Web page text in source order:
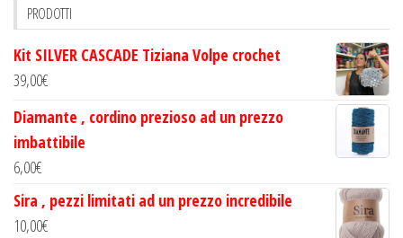
PRODOTTI
Kit SILVER CASCADE Tiziana Volpe crochet
39,00€
Diamante , cordino prezioso ad un prezzo
imbattibile
6,00€
Sira , pezzi limitati ad un prezzo incredibile
10,00€